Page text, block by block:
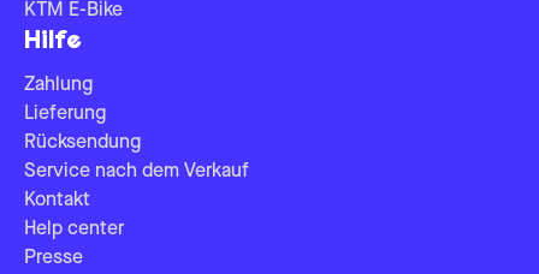
KTM E-Bike
Hilfe
Zahlung
Lieferung
Rücksendung
Service nach dem Verkauf
Kontakt
Help center
Presse